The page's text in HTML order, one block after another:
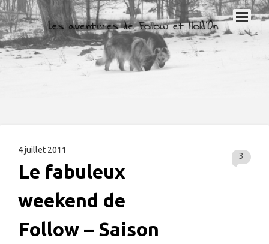
4 juillet 2011
3
Le fabuleux
weekend de
Follow – Saison